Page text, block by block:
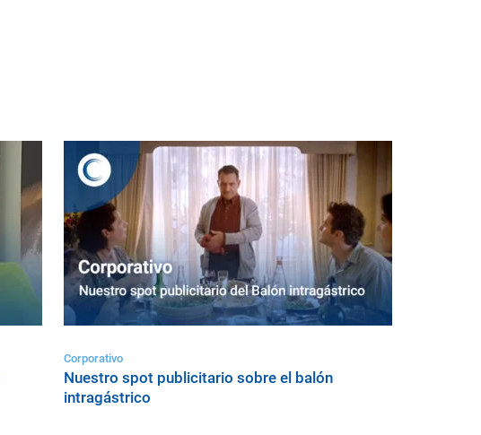
Corporativo
Nuestro spot publicitario sobre el balón
intragástrico